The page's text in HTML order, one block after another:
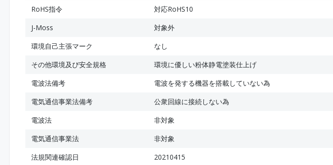
RoHS指令
対応RoHS10
J-Moss
対象外
環境自己主張マーク
なし
その他環境及び安全規格
環境に優しい粉体静電塗装仕上げ
電波法備考
電波を発する機器を搭載していない為
電気通信事業法備考
公衆回線に接続しない為
電波法
非対象
電気通信事業法
非対象
法規関連確認日
20210415